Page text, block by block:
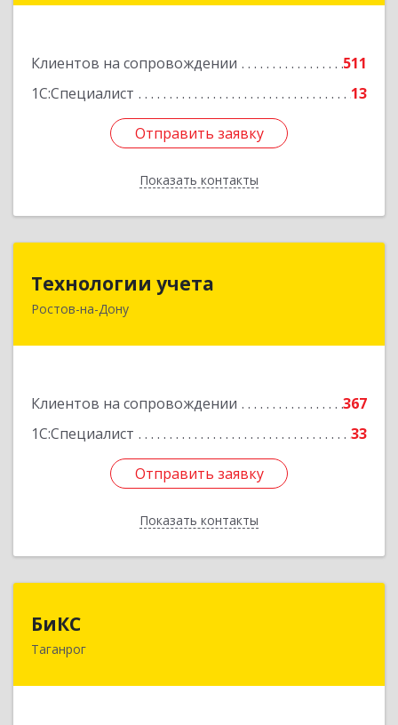
Клиентов на сопровождении
511
1С:Специалист
13
Отправить заявку
Показать контакты
Подробнее
Отправить заявку
Назад
Технологии учета
Ростов-на-Дону
Клиентов на сопровождении
367
1С:Специалист
33
Отправить заявку
Показать контакты
344064, Ростовская обл, Ростов-на-Дону г,
Отправить заявку
Назад
БиКС
Таганрог
347900, Ростовская обл, Таганрог г, Фрунзе ул,